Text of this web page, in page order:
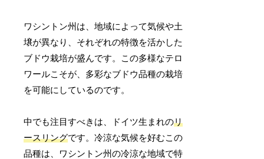
ワシントン州は、地域によって気候や土
壌が異なり、それぞれの特徴を活かした
ブドウ栽培が盛んです。この多様なテロ
ワールこそが、多彩なブドウ品種の栽培
を可能にしているのです。
中でも注目すべきは、ドイツ生まれのリ
ースリングです。冷涼な気候を好むこの
品種は、ワシントン州の冷涼な地域で特